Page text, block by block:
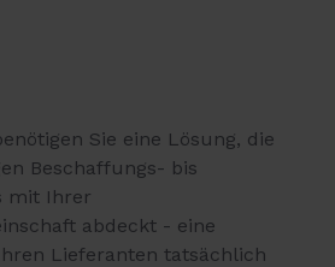
Sie eine Lösung, die
Beschaffungs- bis
mit Ihrer
abdeckt - eine
Lieferanten tatsächlich